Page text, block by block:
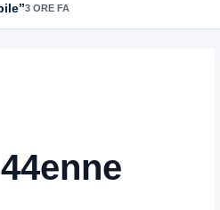
3 ORE FA